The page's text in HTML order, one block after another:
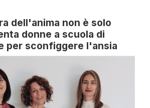
dell'anima non è solo
donne a scuola di
per sconfiggere l'ansia